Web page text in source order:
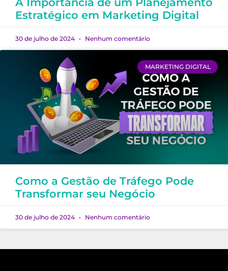
Estratégico em Marketing Digital
30 de julho de 2024 Nenhum comentário
MARKETING DIGITAL
Como a Gestão de Tráfego Pode
Transformar seu Negócio
30 de julho de 2024 Nenhum comentário